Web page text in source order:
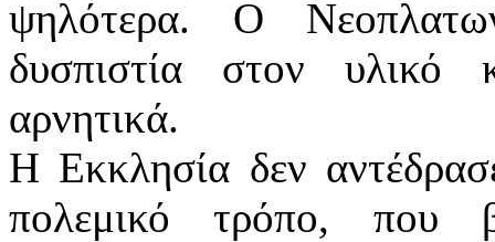
ψηλότερα. Ο
δυσπιστία στον υλικό
αρνητικά.
Η Εκκλησία δεν
πολεμικό τρόπο, που